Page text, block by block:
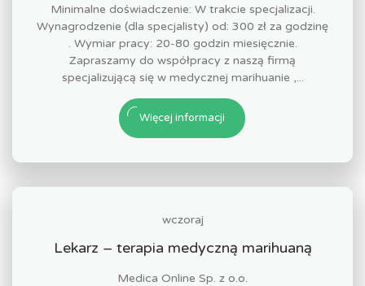
Minimalne doświadczenie: W trakcie specjalizacji.
Wynagrodzenie (dla specjalisty) od: 300 zł za godzinę
. Wymiar pracy: 20-80 godzin miesięcznie.
Zapraszamy do współpracy z naszą firmą
specjalizującą się w medycznej marihuanie ,...
Więcej informacji
wczoraj
Lekarz – terapia medyczną marihuaną
Medica Online Sp. z o.o.